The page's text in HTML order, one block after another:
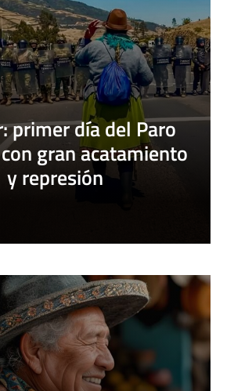
primer día del Paro
gran acatamiento
y represión